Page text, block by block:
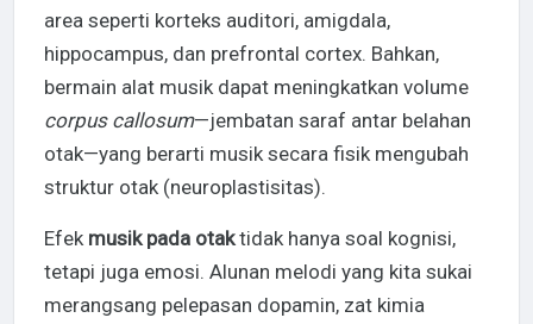
area seperti korteks auditori, amigdala,
hippocampus, dan prefrontal cortex. Bahkan,
bermain alat musik dapat meningkatkan volume
corpus callosum—jembatan saraf antar belahan
otak—yang berarti musik secara fisik mengubah
struktur otak (neuroplastisitas).
Efek musik pada otaktidak hanya soal kognisi,
tetapi juga emosi. Alunan melodi yang kita sukai
merangsang pelepasan dopamin, zat kimia